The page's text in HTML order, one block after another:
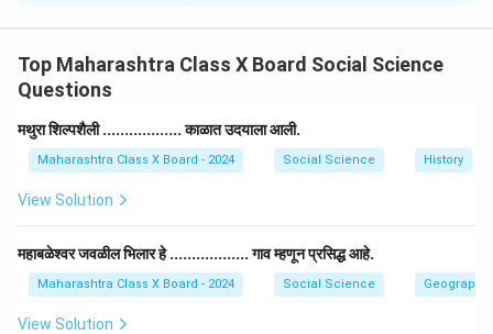
खालीलप्रमाणे चार स्थळांची माहिती दिली आहे.
Step 2: माहिती भरणे.
क्रमांक ठिकाण / प्रदेश संबंधित माहिती
प्रदेश)
(2)
पश्चिम घाटातील
जास्त पर्जन्याचा
केरळ आणि कर्नाटक मधील पश्चिम
घाट भागात अतिवृष्टी आढळते (उदा.
Top Maharashtra Class X Board Social Science
Questions
मथुरा शिल्पशैली .................. काळात उदयाला आली.
Maharashtra Class X Board - 2024 Social Science History
View Solution
महाबळेश्वर जवळील भिलार हे .................. गाव म्हणून प्रसिद्ध आहे.
Maharashtra Class X Board - 2024 Social Science Geography
View Solution